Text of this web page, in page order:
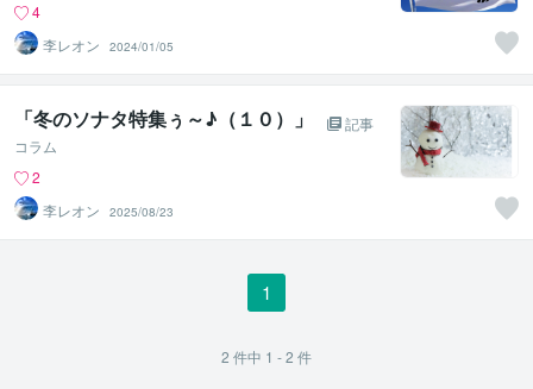
4
李レオン
2024/01/05
「冬のソナタ特集ぅ～♪（１０）」
記事
コラム
2
李レオン
2025/08/23
1
2 件中 1 - 2 件